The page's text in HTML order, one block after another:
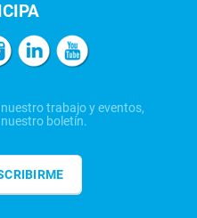
trabajo y eventos,
boletín.